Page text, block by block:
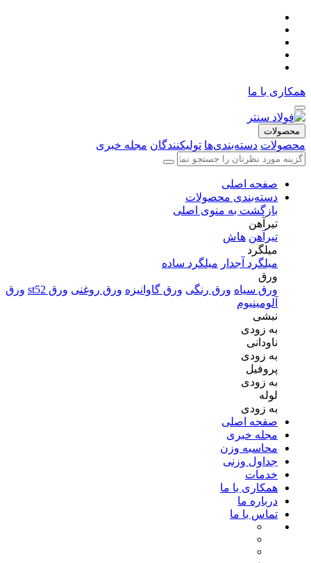
همکاری با ما
محصولات
محصولات دسته‌بندی‌ها تولیکنندگان مجله خبری
صفحه اصلی
دسته‌بندی محصولات
بازگشت به منوی اصلی
تیرآهن
تیرآهن هاش
میلگرد
میلگرد آجدار میلگرد ساده
ورق
ورق سیاه ورق رنگی ورق گاوانیزه ورق روغنی ورق st52
ورق
آلومینیوم
نبشی
به زودی
ناودانی
به زودی
پروفیل
به زودی
لوله
به زودی
صفحه اصلی
مجله خبری
محاسبه وزن
جداول وزنی
خدمات
همکاری با ما
درباره ما
تماس با ما